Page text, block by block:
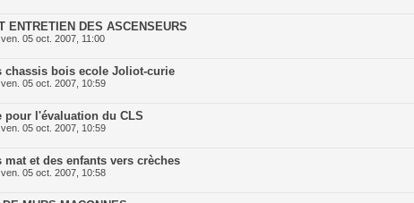
ENTRETIEN DES ASCENSEURS
ven. 05 oct. 2007, 11:00
chassis bois ecole Joliot-curie
ven. 05 oct. 2007, 10:59
pour l'évaluation du CLS
ven. 05 oct. 2007, 10:59
mat et des enfants vers crèches
ven. 05 oct. 2007, 10:58